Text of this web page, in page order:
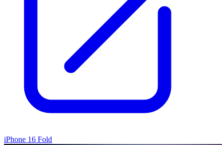
iPhone 16 Fold